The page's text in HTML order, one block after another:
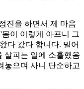
진을 하면서 제 마음
이 이렇게 아프니 그
다 갔다 합니다. 밀어
살피는 일에 소홀했음
놓으며 사니 단순하고